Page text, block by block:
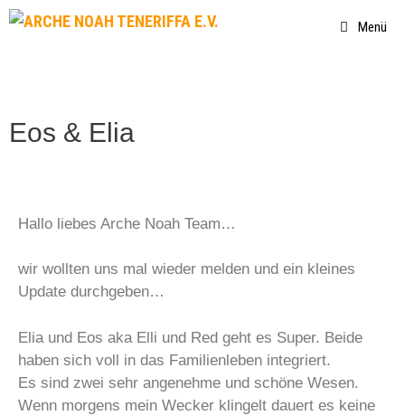
Menü
Eos & Elia
Hallo liebes Arche Noah Team…
wir wollten uns mal wieder melden und ein kleines
Update durchgeben…
Elia und Eos aka Elli und Red geht es Super. Beide
haben sich voll in das Familienleben integriert.
Es sind zwei sehr angenehme und schöne Wesen.
Wenn morgens mein Wecker klingelt dauert es keine